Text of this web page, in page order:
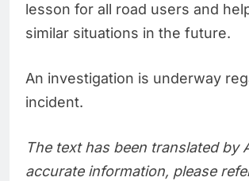
lesson for all road users and
similar situations in the future.
An investigation is underway
incident.
The text has been translated by
accurate information, please